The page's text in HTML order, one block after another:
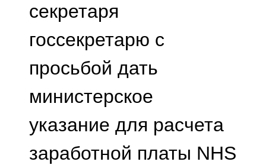
секретаря
госсекретарю с
просьбой дать
министерское
указание для расчета
заработной платы NHS